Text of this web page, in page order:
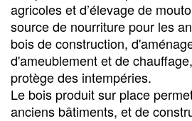
agricoles et d’élevage de
source de nourriture pour les
bois de construction,
d'ameublement et de
protège des intempéries.
Le bois produit sur place
anciens bâtiments, et de